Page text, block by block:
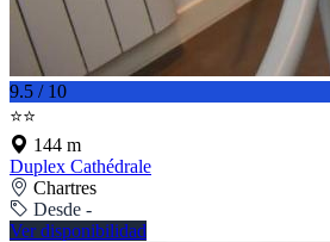
9.5 / 10
⭐⭐
144 m
Duplex Cathédrale
Chartres
Desde -
Ver disponibilidad